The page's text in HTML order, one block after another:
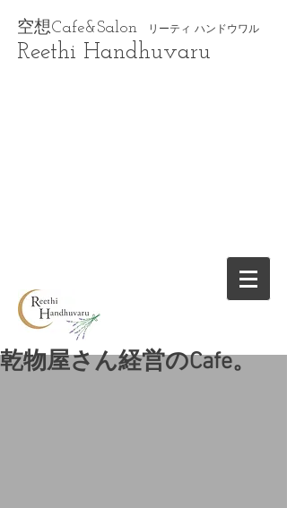
空想Cafe&Salon リーティ ハンドウワル
Reethi Handhuvaru
乾物屋さん経営のCafe。